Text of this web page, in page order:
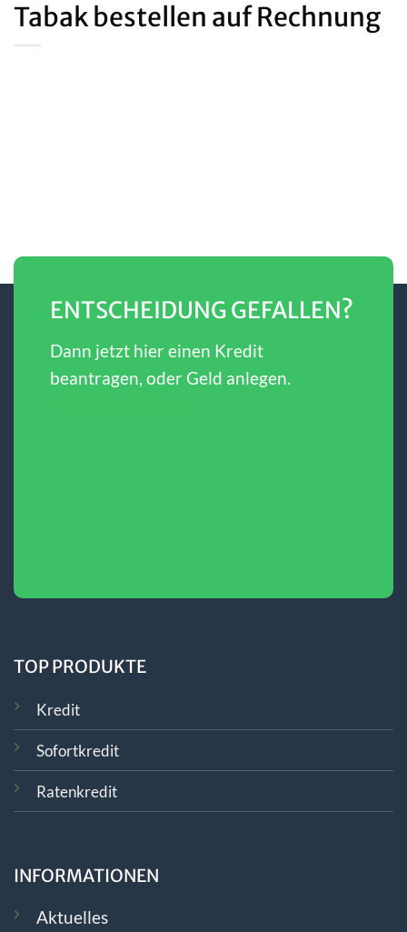
Tabak bestellen auf Rechnung
ENTSCHEIDUNG GEFALLEN?
Dann jetzt hier einen Kredit
beantragen, oder Geld anlegen.
TOP PRODUKTE
Kredit
Sofortkredit
Ratenkredit
INFORMATIONEN
Aktuelles